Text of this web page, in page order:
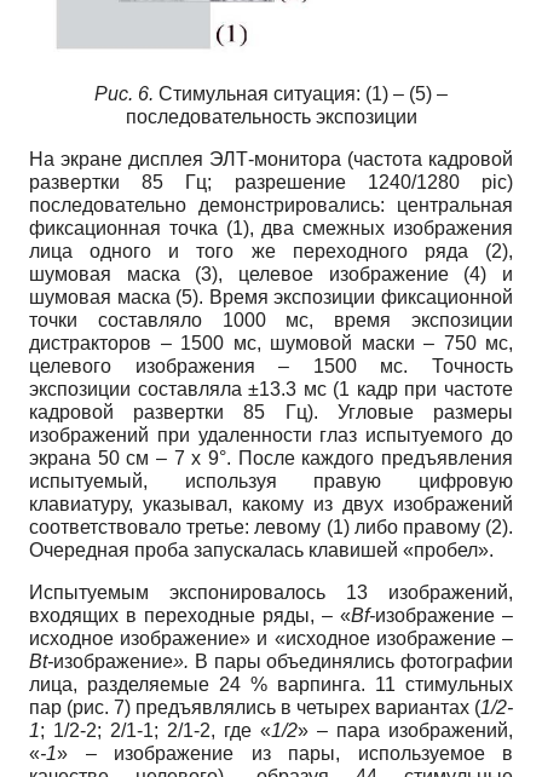
Рис. 6. Стимульная ситуация: (1) – (5) –
последовательность экспозиции
На экране дисплея ЭЛТ-монитора (частота кадровой
развертки 85 Гц; разрешение 1240/1280 pic)
последовательно демонстрировались: центральная
фиксационная точка (1), два смежных изображения
лица одного и того же переходного ряда (2),
шумовая маска (3), целевое изображение (4) и
шумовая маска (5). Время экспозиции фиксационной
точки составляло 1000 мс, время экспозиции
дистракторов – 1500 мс, шумовой маски – 750 мс,
целевого изображения – 1500 мс. Точность
экспозиции составляла ±13.3 мс (1 кадр при частоте
кадровой развертки 85 Гц). Угловые размеры
изображений при удаленности глаз испытуемого до
экрана 50 см – 7 x 9°. После каждого предъявления
испытуемый, используя правую цифровую
клавиатуру, указывал, какому из двух изображений
соответствовало третье: левому (1) либо правому (2).
Очередная проба запускалась клавишей «пробел».
Испытуемым экспонировалось 13 изображений,
входящих в переходные ряды, – «Вf-изображение –
исходное изображение» и «исходное изображение –
Bt-изображение». В пары объединялись фотографии
лица, разделяемые 24 % варпинга. 11 стимульных
пар (рис. 7) предъявлялись в четырех вариантах (1/2-
1; 1/2-2; 2/1-1; 2/1-2, где «1/2» – пара изображений,
«-1» – изображение из пары, используемое в